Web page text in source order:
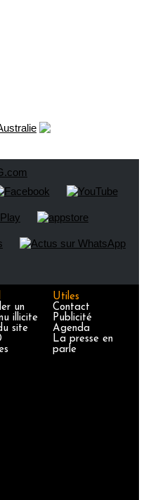
un
illicite
site
Utiles
Contact
Publicité
Agenda
La presse en
parle